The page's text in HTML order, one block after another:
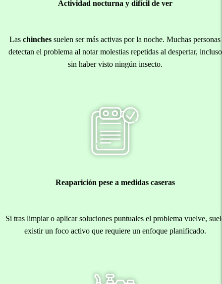
Actividad nocturna y difícil de ver
Las chinches suelen ser más activas por la noche. Muchas personas
detectan el problema al notar molestias repetidas al despertar, incluso
sin haber visto ningún insecto.
Reaparición pese a medidas caseras
Si tras limpiar o aplicar soluciones puntuales el problema vuelve,
existir un foco activo que requiere un enfoque planificado.